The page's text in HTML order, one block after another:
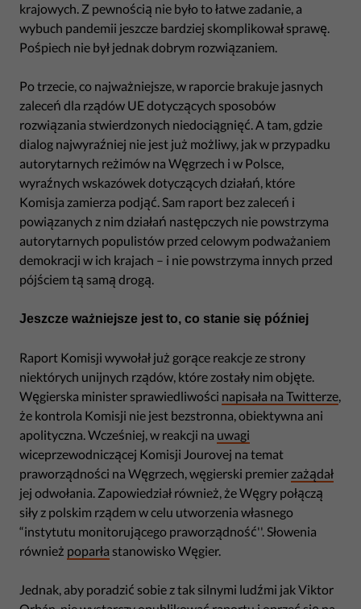
krajowych. Z pewnością nie było to łatwe zadanie, a
wybuch pandemii jeszcze bardziej skomplikował sprawę.
Pośpiech nie był jednak dobrym rozwiązaniem.
Po trzecie, co najważniejsze, w raporcie brakuje jasnych
zaleceń dla rządów UE dotyczących sposobów
rozwiązania stwierdzonych niedociągnięć. A tam, gdzie
dialog najwyraźniej nie jest już możliwy, jak w przypadku
autorytarnych reżimów na Węgrzech i w Polsce,
wyraźnych wskazówek dotyczących działań, które
Komisja zamierza podjąć. Sam raport bez zaleceń i
powiązanych z nim działań następczych nie powstrzyma
autorytarnych populistów przed celowym podważaniem
demokracji w ich krajach – i nie powstrzyma innych przed
pójściem tą samą drogą.
Jeszcze ważniejsze jest to, co stanie się później
Raport Komisji wywołał już gorące reakcje ze strony
niektórych unijnych rządów, które zostały nim objęte.
Węgierska minister sprawiedliwości napisała na Twitterze,
że kontrola Komisji nie jest bezstronna, obiektywna ani
apolityczna. Wcześniej, w reakcji na uwagi
wiceprzewodniczącej Komisji Jourovej na temat
praworządności na Węgrzech, węgierski premier zażądał
jej odwołania. Zapowiedział również, że Węgry połączą
siły z polskim rządem w celu utworzenia własnego
“instytutu monitorującego praworządność''. Słowenia
również poparła stanowisko Węgier.
Jednak, aby poradzić sobie z tak silnymi ludźmi jak Viktor